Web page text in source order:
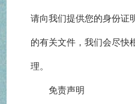
请向我们提供您的身份证
的有关文件，我们会尽快
理。
免责声明